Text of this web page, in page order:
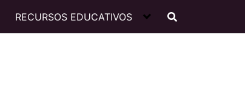
RECURSOS EDUCATIVOS